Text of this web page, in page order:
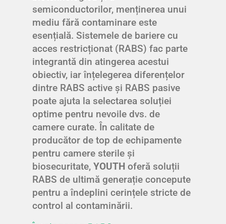
semiconductorilor, menținerea unui
mediu fără contaminare este
esențială. Sistemele de bariere cu
acces restricționat (RABS) fac parte
integrantă din atingerea acestui
obiectiv, iar înțelegerea diferențelor
dintre RABS active și RABS pasive
poate ajuta la selectarea soluției
optime pentru nevoile dvs. de
camere curate. În calitate de
producător de top de echipamente
pentru camere sterile și
biosecuritate, YOUTH oferă soluții
RABS de ultimă generație concepute
pentru a îndeplini cerințele stricte de
control al contaminării.